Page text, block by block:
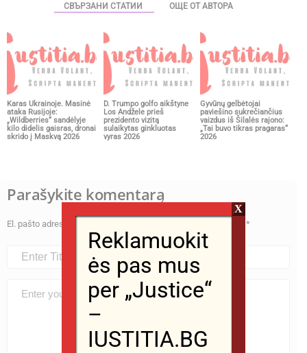
СВЪРЗАНИ СТАТИИ ОЩЕ ОТ АВТОРА
Karas Ukrainoje. Masinė
ataka Rusijoje:
„Wildberries“ sandėlyje
kilo didelis gaisras, dronai
skrido į Maskvą 2026
D. Trumpo golfo aikštyne
Los Andžele prieš
prezidento vizitą
sulaikytas ginkluotas
vyras 2026
Gyvūnų gelbėtojai
paviešino sukrečiančius
vaizdus iš Šilalės rajono:
„Tai buvo tikras pragaras“
2026
Parašykite komentarą
El. pašto adresas nebus skelbiamas. *
Reklamuokit
ės pas mus
per „Justice“
–
IUSTITIA.BG
X